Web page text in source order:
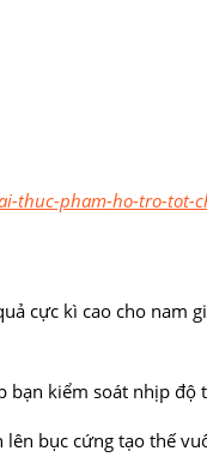
thuc-pham-ho-tro-tot-
cực kì cao cho nam
bạn kiểm soát nhịp
bục cứng tạo thế